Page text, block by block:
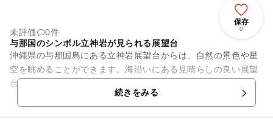
保存
0
未評価
0件
与那国のシンボル立神岩が見られる展望台
沖縄県の与那国島にある立神岩展望台からは、自然の景色や星
空を眺めることができます。海沿いにある見晴らしの良い展望
台です。きれいに整備された周辺の芝生には南国植物が生い茂
り、リゾート地らしい雰囲気...続きをみる